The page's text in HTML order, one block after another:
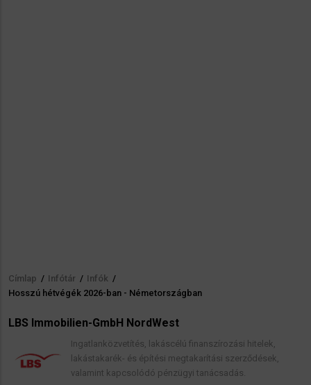
Morzsa
Címlap / Infótár / Infók /
Hosszú hétvégék 2026-ban - Németországban
LBS Immobilien-GmbH NordWest
Ingatlanközvetítés, lakáscélú finanszírozási hitelek,
lakástakarék- és építési megtakarítási szerződések,
valamint kapcsolódó pénzügyi tanácsadás.